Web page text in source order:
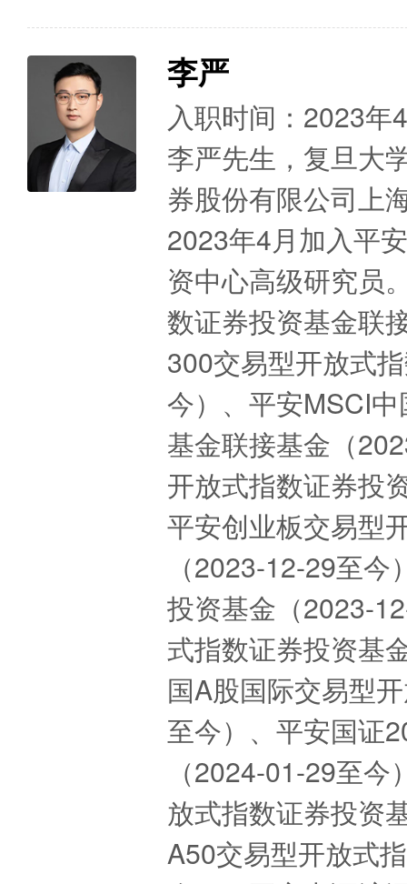
李严
入职时间：2023年
李严先生，复旦大
券股份有限公司上
2023年4月加入平
资中心高级研究员
数证券投资基金联
300交易型开放式
今）、平安MSCI
基金联接基金（
开放式指数证券投
平安创业板交易型
（2023-12-29至
投资基金（2023-
式指数证券投资基
国A股国际交易型
至今）、平安国证
（2024-01-29至
放式指数证券投资
A50交易型开放式